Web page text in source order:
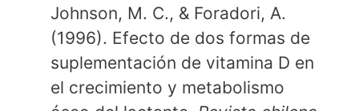
Johnson, M. C., & Foradori, A.
(1996). Efecto de dos formas de
suplementación de vitamina D en
el crecimiento y metabolismo